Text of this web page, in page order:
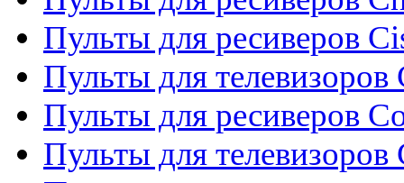
Пульты для ресиверов
Пульты для телевизоров
Пульты для ресиверов
Пульты для телевизоров